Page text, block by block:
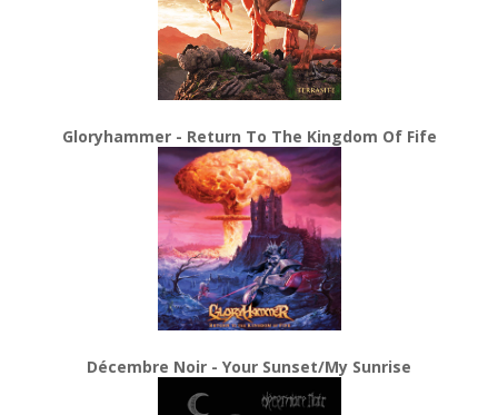
Gloryhammer - Return To The Kingdom Of Fife
Décembre Noir - Your Sunset/My Sunrise